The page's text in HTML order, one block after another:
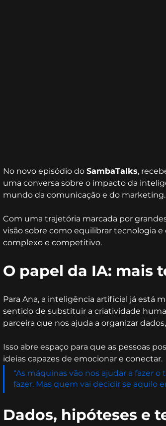
No novo episódio do SambaTalks,
uma conversa sobre o impacto da
mundo da comunicação e do marketing.
Com uma trajetória marcada por
visão sobre como equilibrar tecnologia
complexo e competitivo.
O papel da IA: mais
Para Ana, a inteligência artificial já está
sentido de substituir a criatividade
parceira que nos ajuda a organizar
Isso abre espaço para que as pessoas
ideias capazes de emocionar e conectar.
“As máquinas vão nos ajudar a fazer
fazer. Mas quem vai decidir se aquilo
Dados, hipóteses e